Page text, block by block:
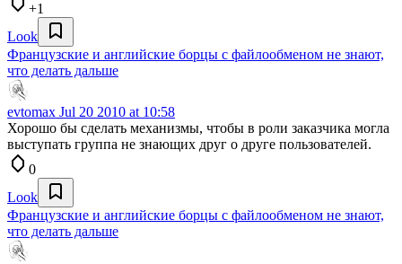
+1
Look
Французские и английские борцы с файлообменом не знают,
что делать дальше
evtomax Jul 20 2010 at 10:58
Хорошо бы сделать механизмы, чтобы в роли заказчика могла
выступать группа не знающих друг о друге пользователей.
0
Look
Французские и английские борцы с файлообменом не знают,
что делать дальше